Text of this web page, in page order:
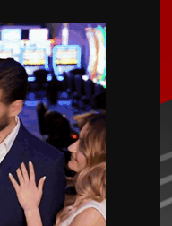
рекордниот
со Дубаи
за враќање во